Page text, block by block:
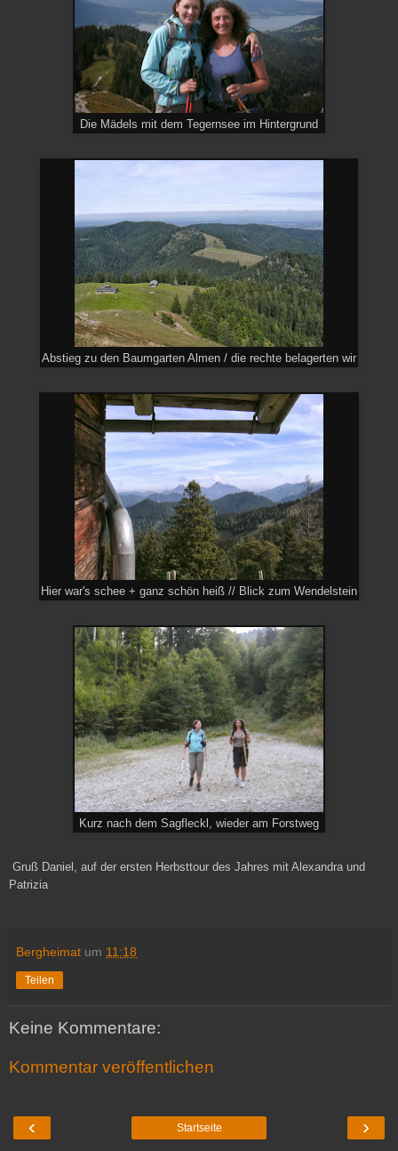
Die Mädels mit dem Tegernsee im Hintergrund
Abstieg zu den Baumgarten Almen / die rechte belagerten wir
Hier war's schee + ganz schön heiß // Blick zum Wendelstein
Kurz nach dem Sagfleckl, wieder am Forstweg
Gruß Daniel, auf der ersten Herbsttour des Jahres mit Alexandra und
Patrizia
Bergheimat um 11:18
Teilen
Keine Kommentare:
Kommentar veröffentlichen
‹ ›
Startseite